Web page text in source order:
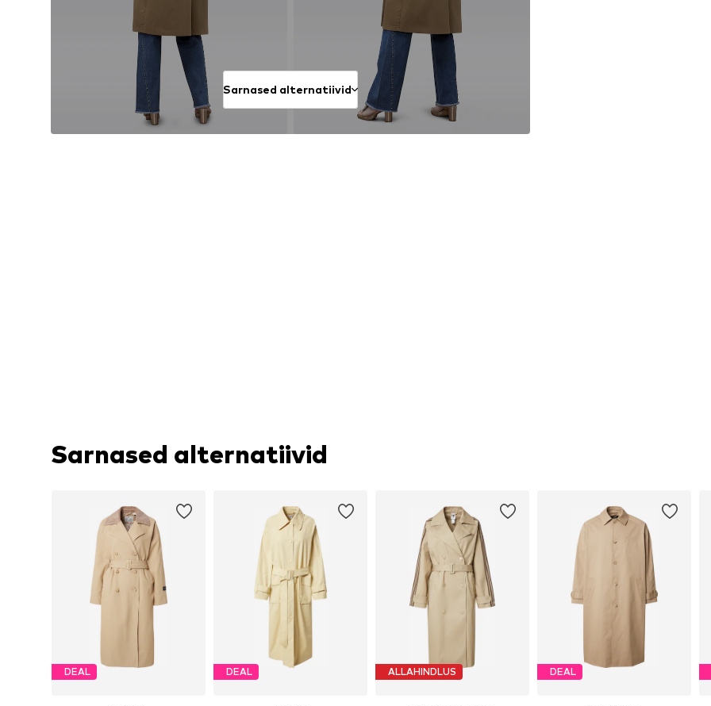
Sarnased alternatiivid
Sarnased alternatiivid
DEAL DEAL ALLAHINDLUS DEAL